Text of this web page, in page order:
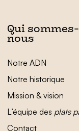
Qui sommes-
nous
Notre ADN
Notre historique
Mission & vision
L’équipe des plats
Contact